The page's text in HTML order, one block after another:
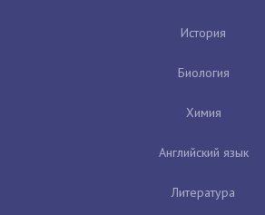
История
Биология
Химия
Английский язык
Литература